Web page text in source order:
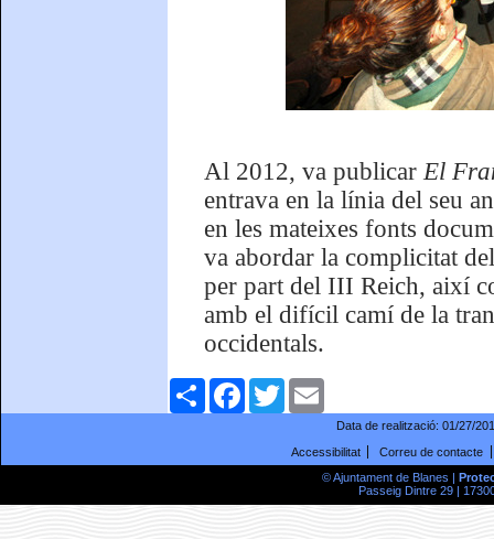
Al 2012, va publicar El
entrava en la línia del seu
en les mateixes fonts
va abordar la complicitat
per part del III Reich, així
amb el difícil camí de la
occidentals.
ComparteixFacebookTwitter
Data de realització: 01/27/
Accessibilitat
Correu de contacte
© Ajuntament de Blanes |
Passeig Dintre 29 |